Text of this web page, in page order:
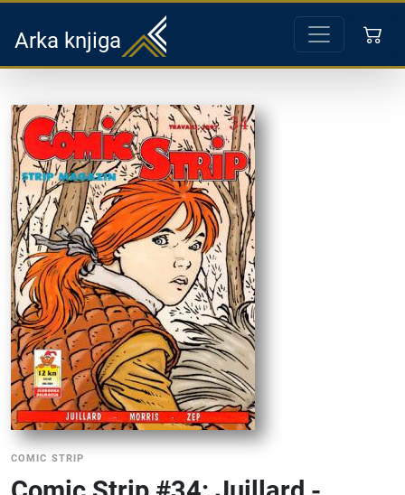
Arka knjiga
COMIC STRIP